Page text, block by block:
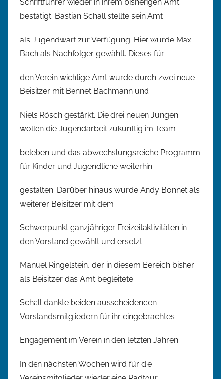
Schriftführer wieder in ihrem bisherigen Amt
bestätigt. Bastian Schall stellte sein Amt
als Jugendwart zur Verfügung. Hier wurde Max
Bach als Nachfolger gewählt. Dieses für
den Verein wichtige Amt wurde durch zwei neue
Beisitzer mit Bennet Bachmann und
Niels Rösch gestärkt. Die drei neuen Jungen
wollen die Jugendarbeit zukünftig im Team
beleben und das abwechslungsreiche Programm
für Kinder und Jugendliche weiterhin
gestalten. Darüber hinaus wurde Andy Bonnet als
weiterer Beisitzer mit dem
Schwerpunkt ganzjähriger Freizeitaktivitäten in
den Vorstand gewählt und ersetzt
Manuel Ringelstein, der in diesem Bereich bisher
als Beisitzer das Amt begleitete.
Schall dankte beiden ausscheidenden
Vorstandsmitgliedern für ihr eingebrachtes
Engagement im Verein in den letzten Jahren.
In den nächsten Wochen wird für die